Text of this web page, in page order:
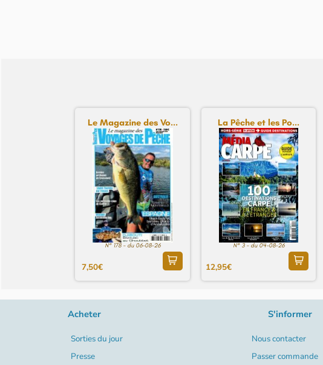
Le Magazine des Vo...
N° 178 - du 06-08-26
7,50€
La Pêche et les Po...
N° 3 - du 04-08-26
12,95€
Acheter
Sorties du jour
Presse
S'informer
Nous contacter
Passer commande